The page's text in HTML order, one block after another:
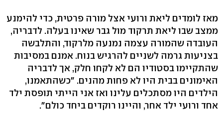
מאז לומדים ליאת ורועי אצל מורה פרטית, כדי להימנע
ממצב שבו ליאת תרקוד מול גבר שאינו בעלה. לדבריה,
העובדה שהמורה עצמה נמנעה מלרקוד, והתלבשה
בצניעות גרמה לשניים להרגיש בנוח. אמנם במסיבות
שהתקיימו בסטודיו הם לא לקחו חלק, אך לדבריה
האימונים בבית היו לא פחות מהנים. "כשהתאמנו,
הילדים היו מסתכלים עלינו ואז אני הייתי תופסת ילד
אחד ורועי ילד אחר, והיינו רוקדים ביחד כולם".